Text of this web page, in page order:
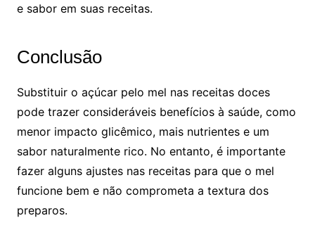
e sabor em suas receitas.
Conclusão
Substituir o açúcar pelo mel nas receitas doces
pode trazer consideráveis ​​benefícios à saúde, como
menor impacto glicêmico, mais nutrientes e um
sabor naturalmente rico. No entanto, é importante
fazer alguns ajustes nas receitas para que o mel
funcione bem e não comprometa a textura dos
preparos.